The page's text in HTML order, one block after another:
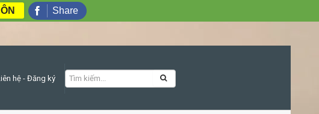
hệ - Đăng ký
Share